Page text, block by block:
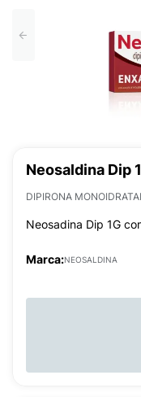
Neosaldina Dip
DIPIRONA
Neosadina Dip 1G
Marca:NEOSALDINA